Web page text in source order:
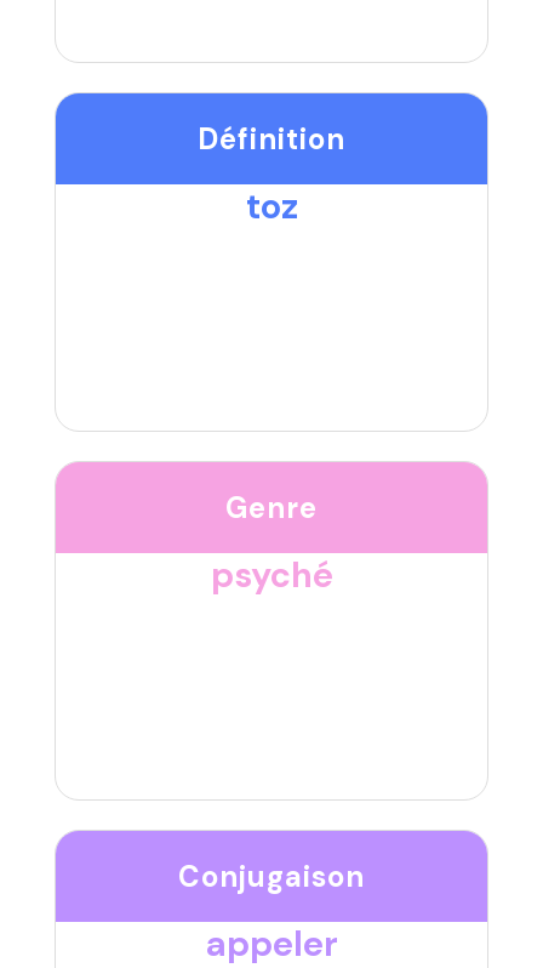
Définition
toz
Genre
psyché
Conjugaison
appeler